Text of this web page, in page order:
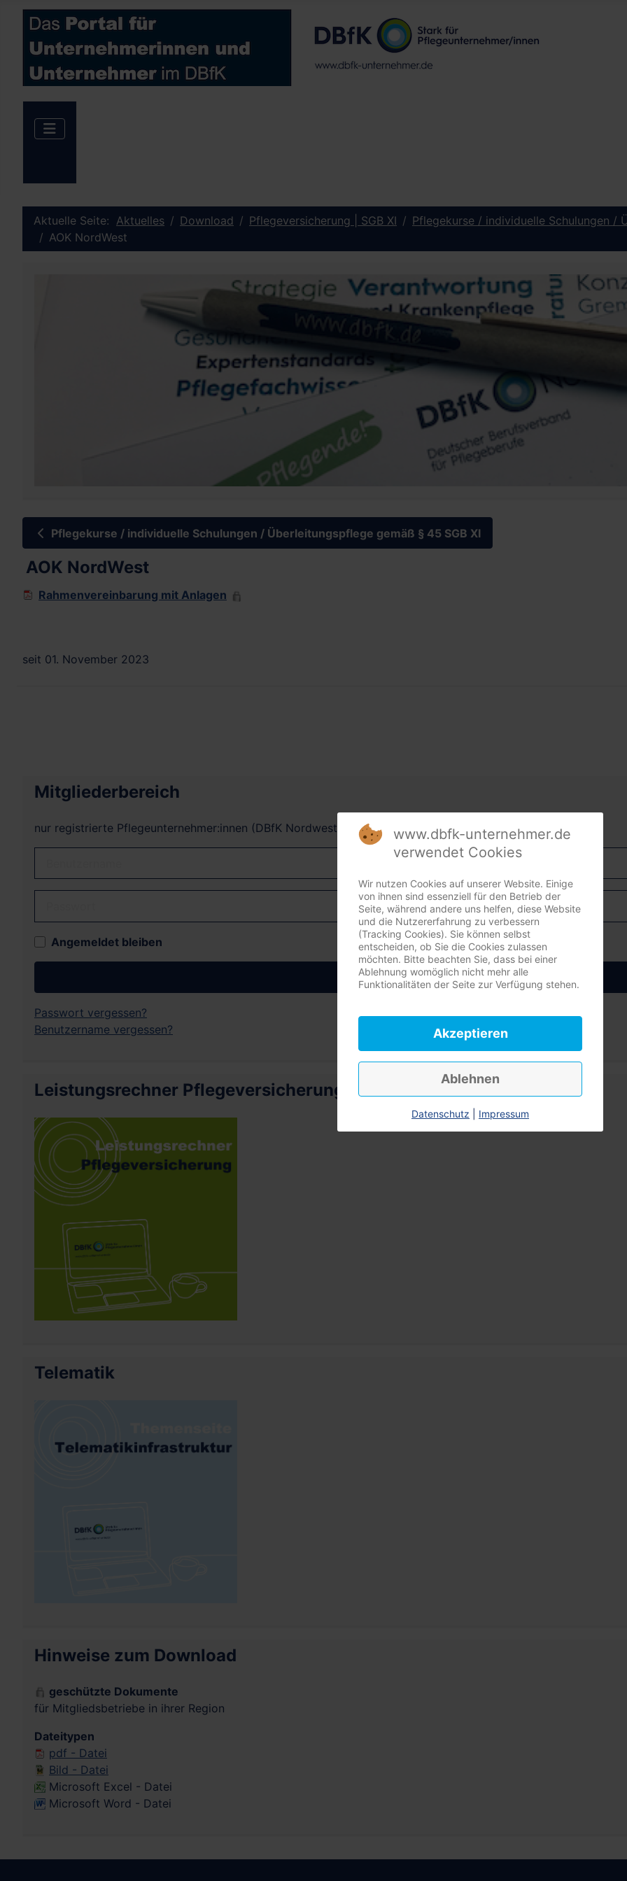
Aktuelle Seite: Aktuelles Download Pflegeversicherung | SGB XI
Pflegekurse / individuelle Schulungen /
AOK NordWest
Pflegekurse / individuelle Schulungen / Überleitungspflege gemäß § 45 SGB XI
AOK NordWest
Rahmenvereinbarung mit Anlagen
seit 01. November 2023
Mitgliederbereich
nur registrierte Pflegeunternehmer:innen (DBfK Nordwest + Südost)
Angemeldet bleiben
Anmelden
Passwort vergessen?
Benutzername vergessen?
Leistungsrechner Pflegeversicherung
Telematik
Hinweise zum Download
geschützte Dokumente
für Mitgliedsbetriebe in ihrer Region
Dateitypen
pdf - Datei
Bild - Datei
Microsoft Excel - Datei
Microsoft Word - Datei
www.dbfk-unternehmer.de
verwendet Cookies
Wir nutzen Cookies auf unserer Website. Einige
von ihnen sind essenziell für den Betrieb der
Seite, während andere uns helfen, diese Website
und die Nutzererfahrung zu verbessern
(Tracking Cookies). Sie können selbst
entscheiden, ob Sie die Cookies zulassen
möchten. Bitte beachten Sie, dass bei einer
Ablehnung womöglich nicht mehr alle
Funktionalitäten der Seite zur Verfügung stehen.
Akzeptieren
Ablehnen
Datenschutz Impressum